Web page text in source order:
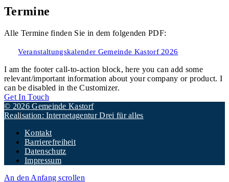
Termine
Alle Termine finden Sie in dem folgenden PDF:
Veranstaltungskalender Gemeinde Kastorf 2026
I am the footer call-to-action block, here you can add some
relevant/important information about your company or product. I
can be disabled in the Customizer.
Get In Touch
© 2026 Gemeinde Kastorf
Realisation: Internetagentur Drei für alles
Kontakt
Barrierefreiheit
Datenschutz
Impressum
An den Anfang scrollen